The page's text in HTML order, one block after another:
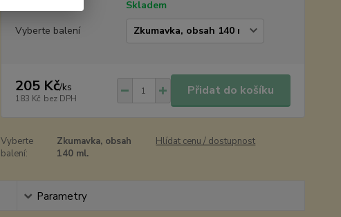
Skladem
Vyberte balení
205 Kč/ks
183 Kč bez DPH
Přidat do košíku
Vyberte
balení:
Zkumavka, obsah
140 ml.
Hlídat cenu / dostupnost
Parametry